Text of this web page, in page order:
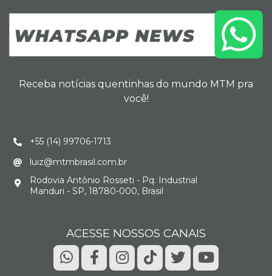
Receba notícias quentinhas do mundo MTM pra
você!
+55 (14) 99706-1713
luiz@mtmbrasil.com.br
Rodovia Antônio Rosseti - Pq. Industrial
Manduri - SP, 18780-000, Brasil
ACESSE NOSSOS CANAIS